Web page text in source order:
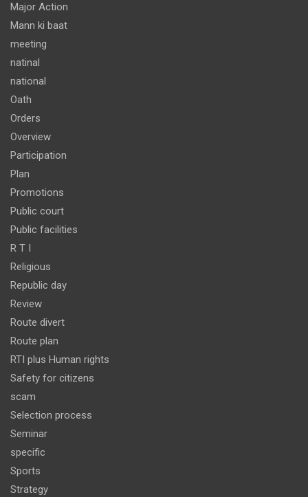
Major Action
Mann ki baat
meeting
natinal
national
Oath
Orders
Overview
Participation
Plan
Promotions
Public court
Public facilities
R T I
Religious
Republic day
Review
Route divert
Route plan
RTI plus Human rights
Safety for citizens
scam
Selection process
Seminar
specific
Sports
Strategy